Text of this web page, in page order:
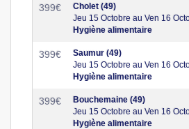
399€
Cholet (49)
Jeu 15 Octobre au Ven 16
Hygiène alimentaire
399€
Saumur (49)
Jeu 15 Octobre au Ven 16
Hygiène alimentaire
399€
Bouchemaine (49)
Jeu 15 Octobre au Ven 16
Hygiène alimentaire